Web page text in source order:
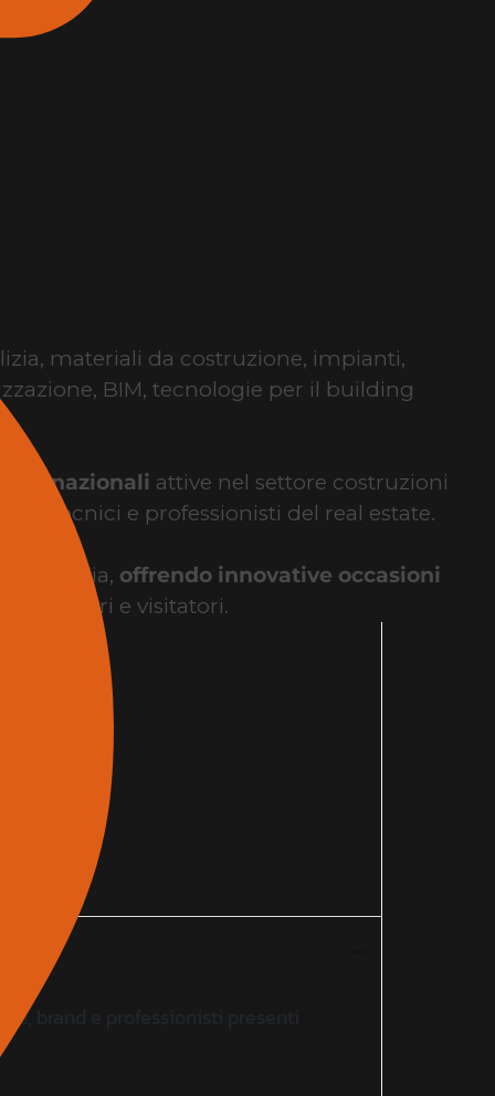
materiali da costruzione, impianti,
BIM, tecnologie per il building
attive nel settore costruzioni
tecnici e professionisti del real estate.
in Italia, offrendo innovative occasioni
espositori e visitatori.
brand e professionisti presenti